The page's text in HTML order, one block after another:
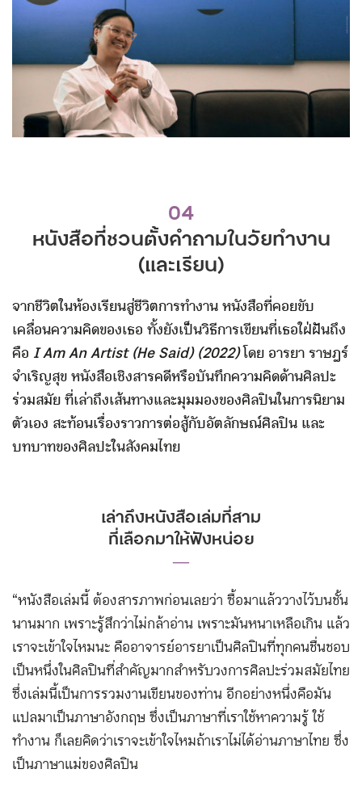
04
หนังสือที่ชวนตั้งคำถามในวัยทำงาน
(และเรียน)
จากชีวิตในห้องเรียนสู่ชีวิตการทำงาน หนังสือที่คอยขับ
เคลื่อนความคิดของเธอ ทั้งยังเป็นวิธีการเขียนที่เธอใฝ่ฝันถึง
คือ I Am An Artist (He Said) (2022)โดย อารยา ราษฎร์
จำเริญสุข หนังสือเชิงสารคดีหรือบันทึกความคิดด้านศิลปะ
ร่วมสมัย ที่เล่าถึงเส้นทางและมุมมองของศิลปินในการนิยาม
ตัวเอง สะท้อนเรื่องราวการต่อสู้กับอัตลักษณ์ศิลปิน และ
บทบาทของศิลปะในสังคมไทย
เล่าถึงหนังสือเล่มที่สาม
ที่เลือกมาให้ฟังหน่อย
―
“หนังสือเล่มนี้ ต้องสารภาพก่อนเลยว่า ซื้อมาแล้ววางไว้บนชั้น
นานมาก เพราะรู้สึกว่าไม่กล้าอ่าน เพราะมันหนาเหลือเกิน แล้ว
เราจะเข้าใจไหมนะ คืออาจารย์อารยาเป็นศิลปินที่ทุกคนชื่นชอบ
เป็นหนึ่งในศิลปินที่สำคัญมากสำหรับวงการศิลปะร่วมสมัยไทย
ซึ่งเล่มนี้เป็นการรวมงานเขียนของท่าน อีกอย่างหนึ่งคือมัน
แปลมาเป็นภาษาอังกฤษ ซึ่งเป็นภาษาที่เราใช้หาความรู้ ใช้
ทำงาน ก็เลยคิดว่าเราจะเข้าใจไหมถ้าเราไม่ได้อ่านภาษาไทย ซึ่ง
เป็นภาษาแม่ของศิลปิน